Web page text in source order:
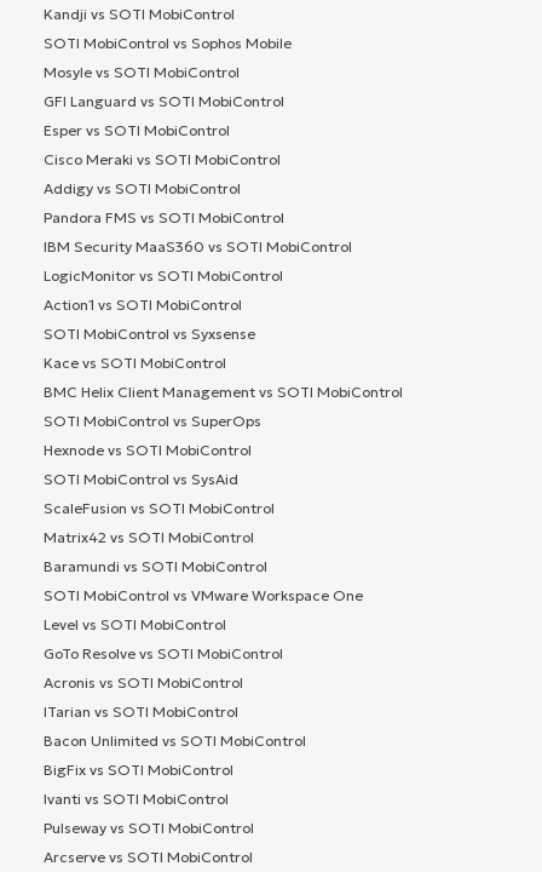
Kandji vs SOTI MobiControl
SOTI MobiControl vs Sophos Mobile
Mosyle vs SOTI MobiControl
GFI Languard vs SOTI MobiControl
Esper vs SOTI MobiControl
Cisco Meraki vs SOTI MobiControl
Addigy vs SOTI MobiControl
Pandora FMS vs SOTI MobiControl
IBM Security MaaS360 vs SOTI MobiControl
LogicMonitor vs SOTI MobiControl
Action1 vs SOTI MobiControl
SOTI MobiControl vs Syxsense
Kace vs SOTI MobiControl
BMC Helix Client Management vs SOTI MobiControl
SOTI MobiControl vs SuperOps
Hexnode vs SOTI MobiControl
SOTI MobiControl vs SysAid
ScaleFusion vs SOTI MobiControl
Matrix42 vs SOTI MobiControl
Baramundi vs SOTI MobiControl
SOTI MobiControl vs VMware Workspace One
Level vs SOTI MobiControl
GoTo Resolve vs SOTI MobiControl
Acronis vs SOTI MobiControl
ITarian vs SOTI MobiControl
Bacon Unlimited vs SOTI MobiControl
BigFix vs SOTI MobiControl
Ivanti vs SOTI MobiControl
Pulseway vs SOTI MobiControl
Arcserve vs SOTI MobiControl